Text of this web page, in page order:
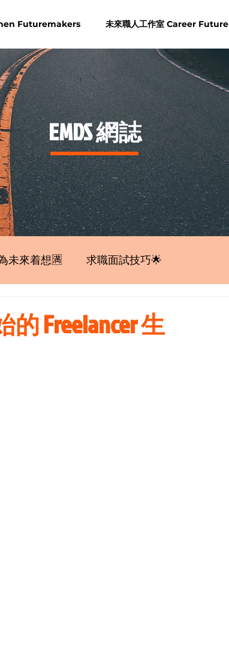
Futuremakers 未來職人工作室 Career Future
​EMDS 網誌
未來着想🈵 求職面試技巧🌟
Freelancer 生